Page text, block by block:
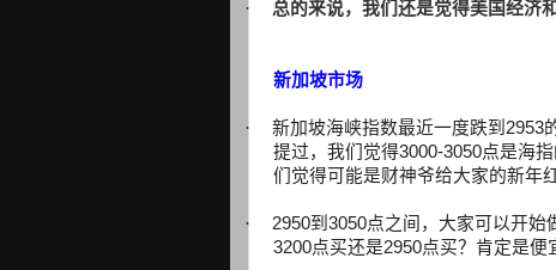
· 总的来说，我们还是觉得美国经济
新加坡市场
· 新加坡海峡指数最近一度跌到 2953
提过，我们觉得3000-3050点是海
们觉得可能是财神爷给大家的新年红
· 2950到 3050点之间，大家可以开始
3200点买还是2950点买？肯定是便